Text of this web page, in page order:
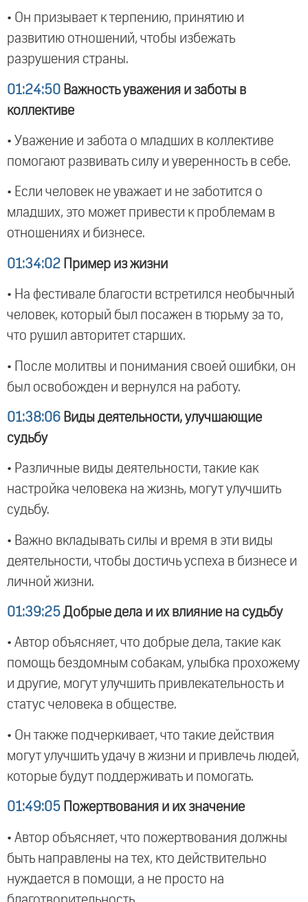
• Он призывает к терпению, принятию и
развитию отношений, чтобы избежать
разрушения страны.
01:24:50 Важность уважения и заботы в
коллективе
• Уважение и забота о младших в коллективе
помогают развивать силу и уверенность в себе.
• Если человек не уважает и не заботится о
младших, это может привести к проблемам в
отношениях и бизнесе.
01:34:02 Пример из жизни
• На фестивале благости встретился необычный
человек, который был посажен в тюрьму за то,
что рушил авторитет старших.
• После молитвы и понимания своей ошибки, он
был освобожден и вернулся на работу.
01:38:06 Виды деятельности, улучшающие
судьбу
• Различные виды деятельности, такие как
настройка человека на жизнь, могут улучшить
судьбу.
• Важно вкладывать силы и время в эти виды
деятельности, чтобы достичь успеха в бизнесе и
личной жизни.
01:39:25 Добрые дела и их влияние на судьбу
• Автор объясняет, что добрые дела, такие как
помощь бездомным собакам, улыбка прохожему
и другие, могут улучшить привлекательность и
статус человека в обществе.
• Он также подчеркивает, что такие действия
могут улучшить удачу в жизни и привлечь людей,
которые будут поддерживать и помогать.
01:49:05 Пожертвования и их значение
• Автор объясняет, что пожертвования должны
быть направлены на тех, кто действительно
нуждается в помощи, а не просто на